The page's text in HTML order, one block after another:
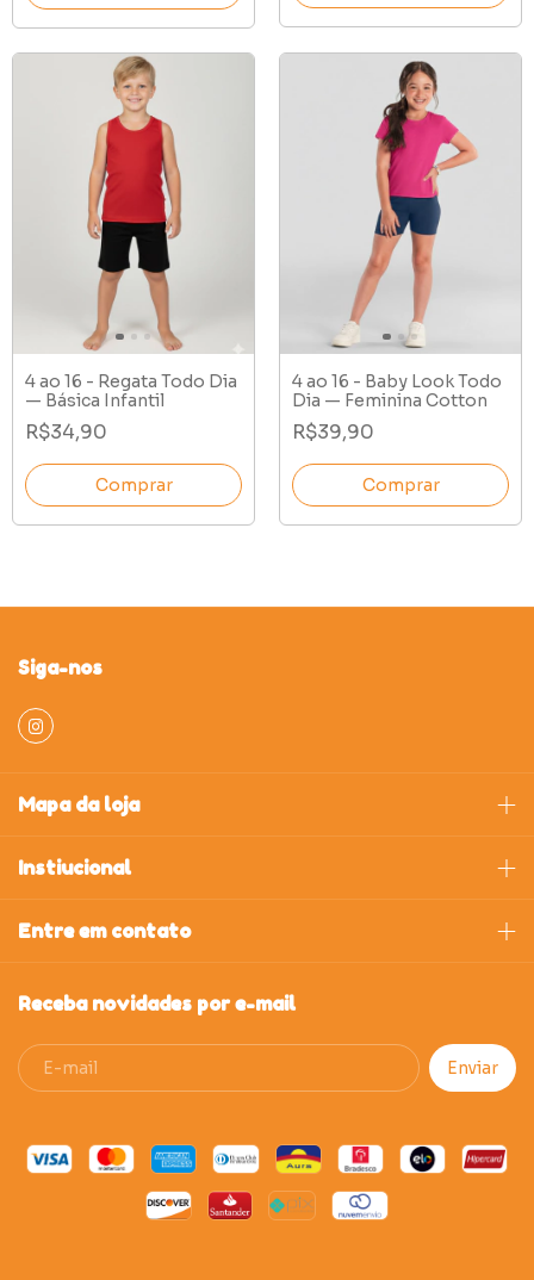
4 ao 16 - Regata Todo Dia
— Básica Infantil
R$34,90
Comprar
4 ao 16 - Baby Look Todo
Dia — Feminina Cotton
R$39,90
Comprar
Siga-nos
Mapa da loja
Instiucional
Entre em contato
Receba novidades por e-mail